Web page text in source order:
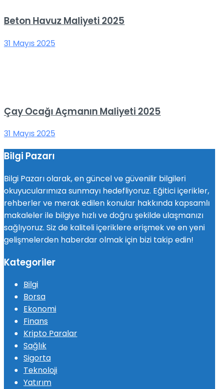
Beton Havuz Maliyeti 2025
31 Mayıs 2025
Çay Ocağı Açmanın Maliyeti 2025
31 Mayıs 2025
Bilgi Pazarı
Bilgi Pazarı olarak, en güncel ve güvenilir bilgileri
okuyucularımıza sunmayı hedefliyoruz. Eğitici içerikler,
rehberler ve merak edilen konular hakkında kapsamlı
makaleler ile bilgiye hızlı ve doğru şekilde ulaşmanızı
sağlıyoruz. Siz de kaliteli içeriklere erişmek ve en yeni
gelişmelerden haberdar olmak için bizi takip edin!
Kategoriler
Bilgi
Borsa
Ekonomi
Finans
Kripto Paralar
Sağlık
Sigorta
Teknoloji
Yatırım